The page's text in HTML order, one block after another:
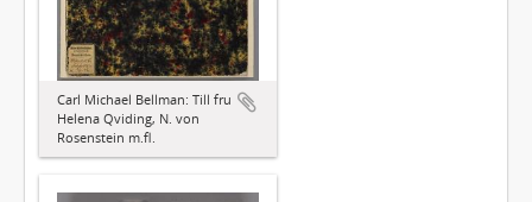
Carl Michael Bellman: Till fru
Helena Qviding, N. von
Rosenstein m.fl.